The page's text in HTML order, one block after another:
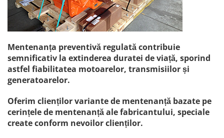
Mentenanța preventivă regulată contribuie
semnificativ la extinderea duratei de viață, sporind
astfel fiabilitatea motoarelor, transmisiilor și
generatoarelor.
Oferim clienților variante de mentenanță bazate pe
cerințele de mentenanță ale fabricantului, speciale
create conform nevoilor clienților.